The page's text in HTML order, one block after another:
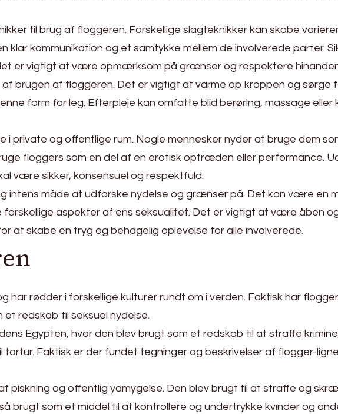
til brug af floggeren. Forskellige slagteknikker kan skabe
klar kommunikation og et samtykke mellem de involverede parter.
er vigtigt at være opmærksom på grænser og respektere
brugen af floggeren. Det er vigtigt at varme op kroppen og sørge
form for leg. Efterpleje kan omfatte blid berøring, massage eller
i private og offentlige rum. Nogle mennesker nyder at bruge dem
floggers som en del af en erotisk optræden eller performance.
være sikker, konsensuel og respektfuld.
måde at udforske nydelse og grænser på. Det kan være en
aspekter af ens seksualitet. Det er vigtigt at være åben
at skabe en tryg og behagelig oplevelse for alle involverede.
har rødder i forskellige kulturer rundt om i verden. Faktisk har
et redskab til seksuel nydelse.
Egypten, hvor den blev brugt som et redskab til at straffe
Faktisk er der fundet tegninger og beskrivelser af flogger-
piskning og offentlig ydmygelse. Den blev brugt til at straffe og
brugt som et middel til at kontrollere og undertrykke kvinder og